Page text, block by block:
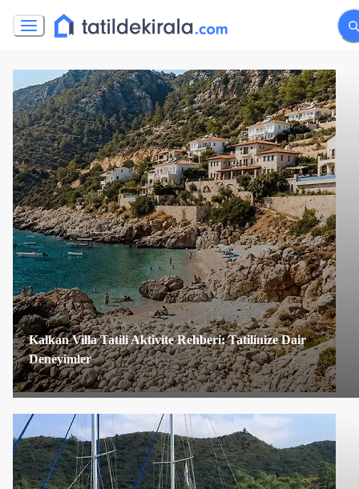
Kalkan Villa Tatili Aktivite Rehberi: Tatilinize Dair
Deneyimler